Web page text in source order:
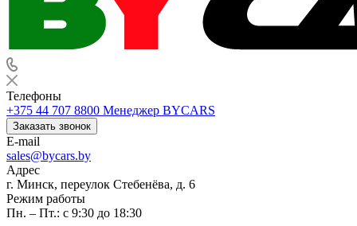
Телефоны
+375 44 707 8800 Менеджер BYCARS
Заказать звонок
E-mail
sales@bycars.by
Адрес
г. Минск, переулок Стебенёва, д. 6
Режим работы
Пн. – Пт.: с 9:30 до 18:30